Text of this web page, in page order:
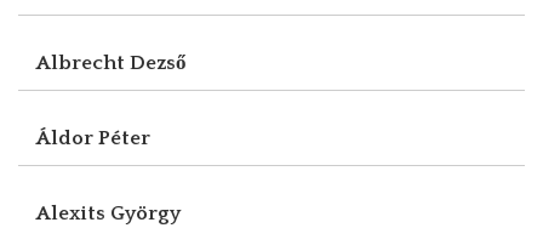
Albrecht Dezső
Áldor Péter
Alexits György